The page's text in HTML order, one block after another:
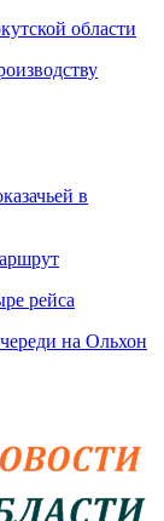
области
в
рейса
на Ольхон